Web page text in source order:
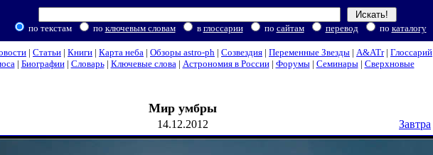
по текстам по ключевым словам в глоссарии по сайтам перевод по каталогу
| Статьи | Книги | Карта неба | Обзоры astro-ph | Созвездия | Переменные Звезды | A&ATr| Глоссарий
| Биографии| Словарь| Ключевые слова| Астрономия в России| Форумы| Семинары| Сверхновые
Мир умбры
14.12.2012 Завтра